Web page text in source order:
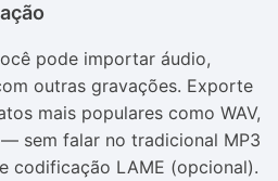
pode importar áudio,
outras gravações. Exporte
mais populares como WAV,
— sem falar no tradicional MP3
codificação LAME (opcional).